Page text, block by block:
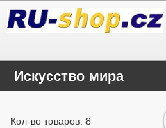
Искусство мира
Кол-во товаров: 8